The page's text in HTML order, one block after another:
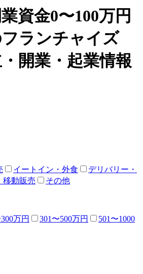
資金0〜100万円
ランチャイズ
開業・起業情報
イートイン・外食
デリバリー・
動販売 その他
万円 301〜500万円
501〜1000